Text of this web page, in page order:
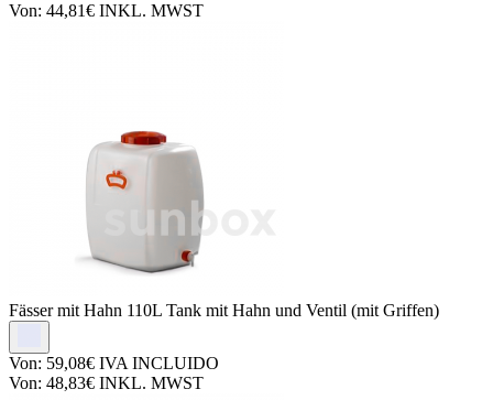
Von: 44,81€ INKL. MWST
Fässer mit Hahn 110L Tank mit Hahn und Ventil (mit Griffen)
Von: 59,08€ IVA INCLUIDO
Von: 48,83€ INKL. MWST